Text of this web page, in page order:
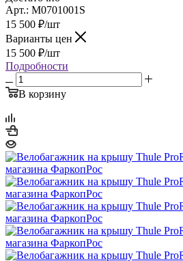
Арт.: M0701001S
15 500 ₽/шт
Варианты цен
15 500 ₽/шт
Подробности
В корзину